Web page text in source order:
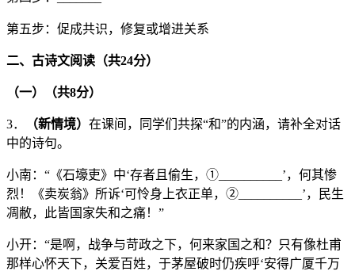
第五步：促成共识，修复或增进关系
二、古诗文阅读（共24分）
（一）（共8分）
3． （新情境） 在课间，同学们共探“和”的内涵，请补全对话
中的诗句。
小南：“《石壕吏》中‘存者且偷生，①__________’，何其惨
烈！《卖炭翁》所诉‘可怜身上衣正单，②__________’，民生
凋敝，此皆国家失和之痛！”
小开：“是啊，战争与苛政之下，何来家国之和？只有像杜甫
那样心怀天下，关爱百姓，于茅屋破时仍疾呼‘安得广厦千万